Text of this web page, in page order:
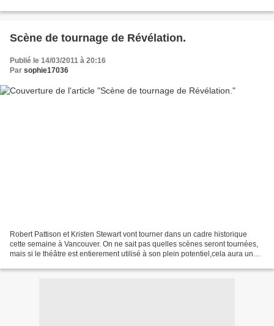
Scène de tournage de Révélation.
Publié le 14/03/2011 à 20:16
Par sophie17036
Robert Pattison et Kristen Stewart vont tourner dans un cadre historique
cette semaine à Vancouver. On ne sait pas quelles scènes seront tournées,
mais si le théâtre est entierement utilisé à son plein potentiel,cela aura un